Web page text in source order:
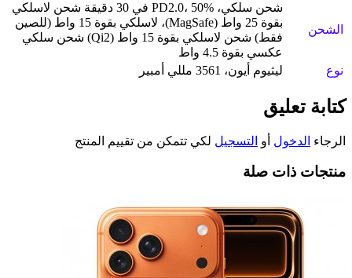
الشحن
شحن سلكي، PD2.0، 50% في 30 دقيقة شحن لاسلكي
بقوة 25 واط (MagSafe)، لاسلكي بقوة 15 واط (للصين
فقط) شحن لاسلكي بقوة 15 واط (Qi2) شحن سلكي
عكسي بقوة 4.5 واط
نوع
ليثيوم أيون، 3561 مللي أمبير
كتابة تعليق
الرجاء الدخول أو التسجيل لكي تتمكن من تقييم المنتج
منتجات ذات صلة